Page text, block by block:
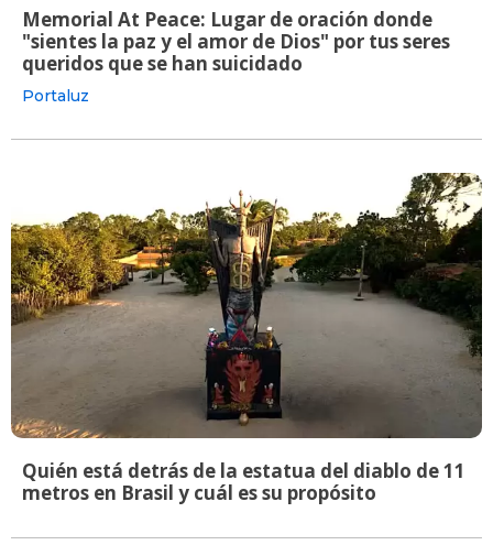
Memorial At Peace: Lugar de oración donde
"sientes la paz y el amor de Dios" por tus seres
queridos que se han suicidado
Portaluz
Quién está detrás de la estatua del diablo de 11
metros en Brasil y cuál es su propósito